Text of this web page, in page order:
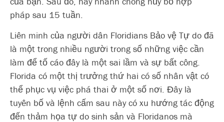
pháp sau 15 tuần.
Liên minh của người dân Floridians Bảo vệ Tự do đã
là một trong nhiều người trong số những việc cần
làm để tố cáo đây là một sai lầm và sự bất công.
Florida có một thị trưởng thứ hai có số nhân vật có
thể phục vụ việc phá thai ở một số nơi. Đây là
tuyên bố và lệnh cấm sau này có xu hướng tác động
đến thảm họa tự do sinh sản và Floridanos mà